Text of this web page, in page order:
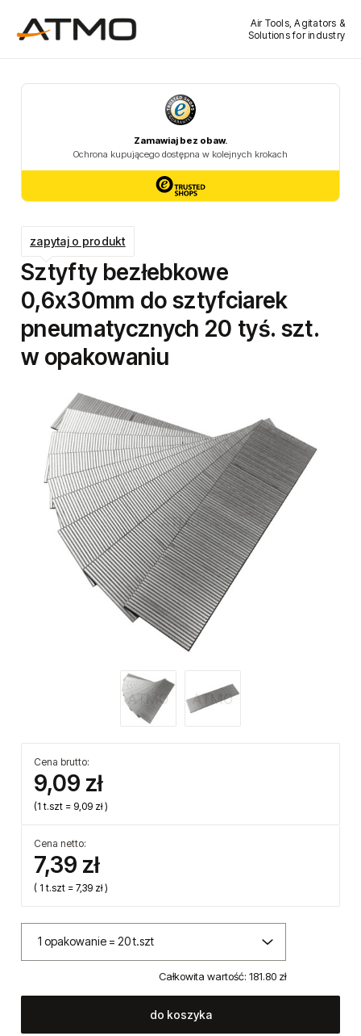
Air Tools, Agitators &
Solutions for industry
Sztyfty bezłebkowe
0,6x30mm do sztyfciarek
pneumatycznych 20 tyś. szt.
w opakowaniu
Cena brutto:
9,09 zł
(1 t.szt = 9,09 zł)
Cena netto:
7,39 zł
( 1 t.szt = 7,39 zł)
Całkowita wartość: 181.80 zł
do koszyka
zapytaj o produkt